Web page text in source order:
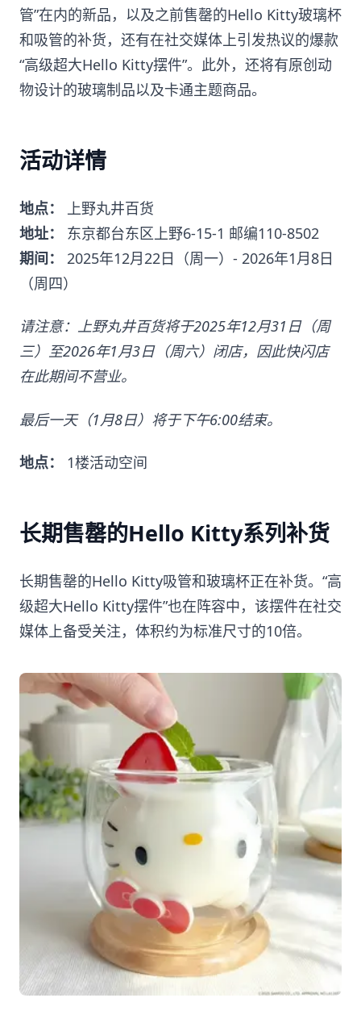
管”在内的新品，以及之前售罄的Hello Kitty玻璃杯
和吸管的补货，还有在社交媒体上引发热议的爆款
“高级超大Hello Kitty摆件”。此外，还将有原创动
物设计的玻璃制品以及卡通主题商品。
活动详情
地点：
上野丸井百货
地址：
东京都台东区上野6-15-1 邮编110-8502
期间：
2025年12月22日（周一）- 2026年1月8日
（周四）
请注意：上野丸井百货将于2025年12月31日（周
三）至2026年1月3日（周六）闭店，因此快闪店
在此期间不营业。
最后一天（1月8日）将于下午6:00结束。
地点： 1楼活动空间
长期售罄的Hello Kitty系列补货
长期售罄的Hello Kitty吸管和玻璃杯正在补货。“高
级超大Hello Kitty摆件”也在阵容中，该摆件在社交
媒体上备受关注，体积约为标准尺寸的10倍。